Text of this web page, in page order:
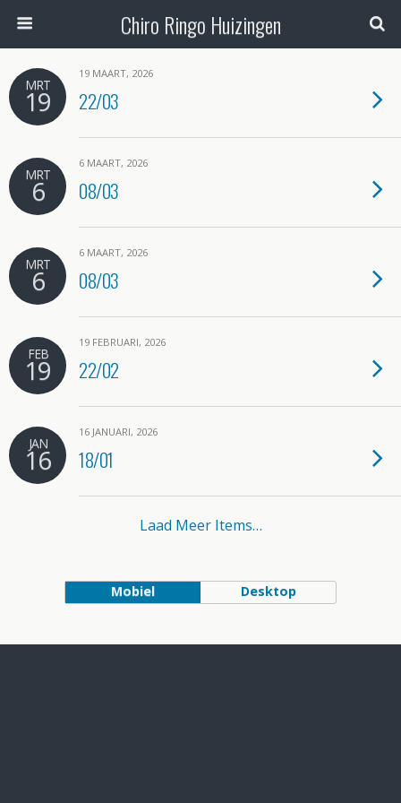
Chiro Ringo Huizingen
MRT
19
19 MAART, 2026
22/03
MRT
6
6 MAART, 2026
08/03
MRT
6
6 MAART, 2026
08/03
FEB
19
19 FEBRUARI, 2026
22/02
JAN
16
16 JANUARI, 2026
18/01
Laad Meer Items…
Mobiel Desktop